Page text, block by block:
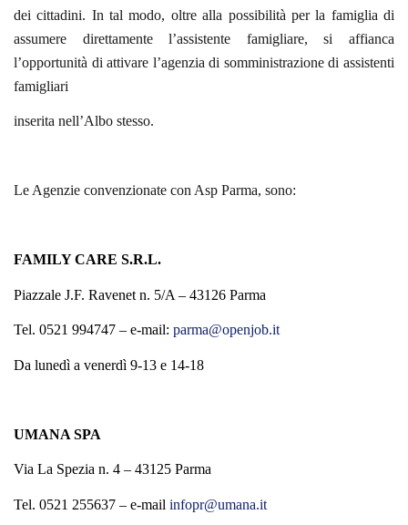
dei cittadini. In tal modo, oltre alla possibilità per la famiglia di
assumere direttamente l’assistente famigliare, si affianca
l’opportunità di attivare l’agenzia di somministrazione di assistenti
famigliari
inserita nell’Albo stesso.
Le Agenzie convenzionate con Asp Parma, sono:
FAMILY CARE S.R.L.
Piazzale J.F. Ravenet n. 5/A – 43126 Parma
Tel. 0521 994747 – e-mail: parma@openjob.it
Da lunedì a venerdì 9-13 e 14-18
UMANA SPA
Via La Spezia n. 4 – 43125 Parma
Tel. 0521 255637 – e-mail infopr@umana.it